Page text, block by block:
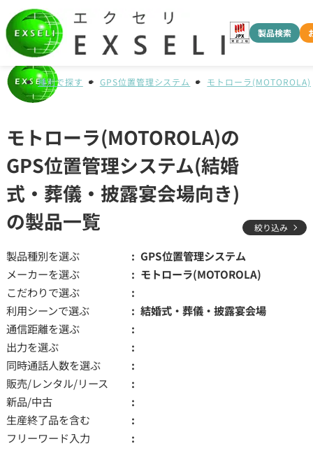
製品検索
種別で探す GPS位置管理システム モトローラ(MOTOROLA)
モトローラ(MOTOROLA)の
GPS位置管理システム(結婚
式・葬儀・披露宴会場向き)
の製品一覧
絞り込み
製品種別を選ぶ
GPS位置管理システム
メーカーを選ぶ
モトローラ(MOTOROLA)
こだわりで選ぶ
利用シーンで選ぶ
結婚式・葬儀・披露宴会場
通信距離を選ぶ
出力を選ぶ
同時通話人数を選ぶ
販売/レンタル/リース
新品/中古
生産終了品を含む
フリーワード入力